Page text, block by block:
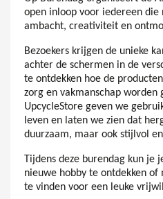
open inloop voor iedereen die
ambacht, creativiteit en
Bezoekers krijgen de unieke
achter de schermen in de
te ontdekken hoe de
zorg en vakmanschap worden
UpcycleStore geven we
leven en laten we zien dat
duurzaam, maar ook stijlvol
Tijdens deze burendag kun je
nieuwe hobby te ontdekken of
te vinden voor een leuke